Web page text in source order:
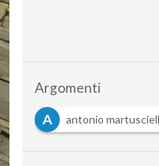
Argomenti
antonio martusciello A